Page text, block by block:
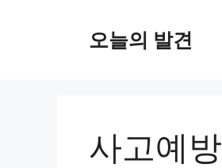
오늘의 발견
사고예